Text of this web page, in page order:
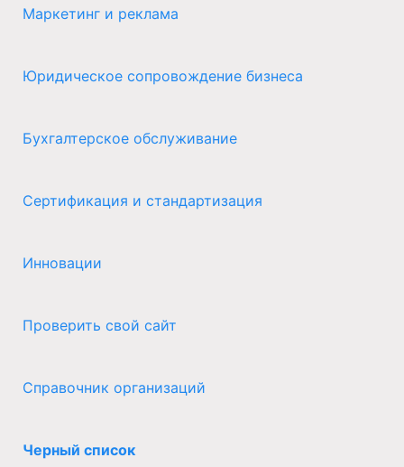
Маркетинг и реклама
Юридическое сопровождение бизнеса
Бухгалтерское обслуживание
Сертификация и стандартизация
Инновации
Проверить свой сайт
Справочник организаций
Черный список